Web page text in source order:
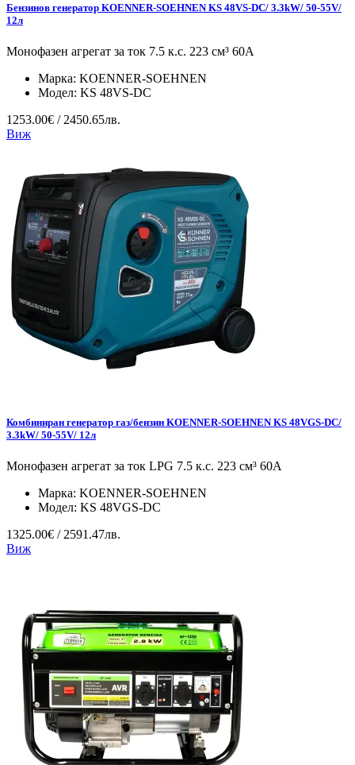
Бензинов генератор KOENNER-SOEHNEN KS 48VS-DC/ 3.3kW/ 50-55V/
12л
Монофазен агрегат за ток 7.5 к.с. 223 см³ 60А
Марка: KOENNER-SOEHNEN
Модел: KS 48VS-DC
1253.00€ / 2450.65лв.
Виж
Комбиниран генератор газ/бензин KOENNER-SOEHNEN KS 48VGS-DC/
3.3kW/ 50-55V/ 12л
Монофазен агрегат за ток LPG 7.5 к.с. 223 см³ 60А
Марка: KOENNER-SOEHNEN
Модел: KS 48VGS-DC
1325.00€ / 2591.47лв.
Виж